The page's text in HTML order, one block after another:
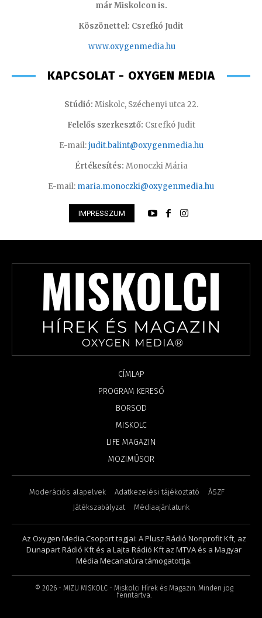
már Miskolcon is.
Köszönettel: Csrefkó Judit
www.oxygenmedia.hu
KAPCSOLAT - OXYGEN MEDIA
Stúdió: Miskolc, Széchenyi utca 22.
Felelős szerkesztő: Csrefkó Judit
E-mail:judit.balint@oxygenmedia.hu
Értékesítés: Monoczki Mária
E-mail: maria.monoczki@oxygenmedia.hu
IMPRESSZUM
CÍMLAP
PROGRAM KERESŐ
BORSOD
MISKOLC
LIFE MAGAZIN
MOZIMŰSOR
Moderációs alapelvek Adatkezelési tájékoztató
ÁSZF
Játékszabályzat
Médiaajánlatunk
Az Oxygen Media Csoport tagjai: A Plusz Rádió Nonprofit Kft, az
Dunapart Rádió Kft és a Lajta Rádió Kft az MTVA és a Magyar
Média Mecanatúra támogatottja.
© 2026- MIZU MISKOLC - Miskolci Hírek és Magazin. Minden jog
fenntartva.